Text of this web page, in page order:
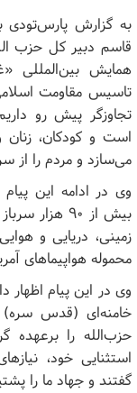
به گزارش پارس‌تودی
قاسم دبیر کل حزب
همایش بین‌المللی
تاسیس مقاومت
تجاوزگر پیش رو
است و کودکان، زنان
می‌سازد و مردم را از
وی در ادامه این
بیش از ۹۰
زمینی، دریایی و
محموله هواپیما‌های
وی در این پیام اظهار
خامنه‌ای (قدس سره)
حزب‌الله را برعهده
استثنایی خود،
گفتند و جهاد ما را